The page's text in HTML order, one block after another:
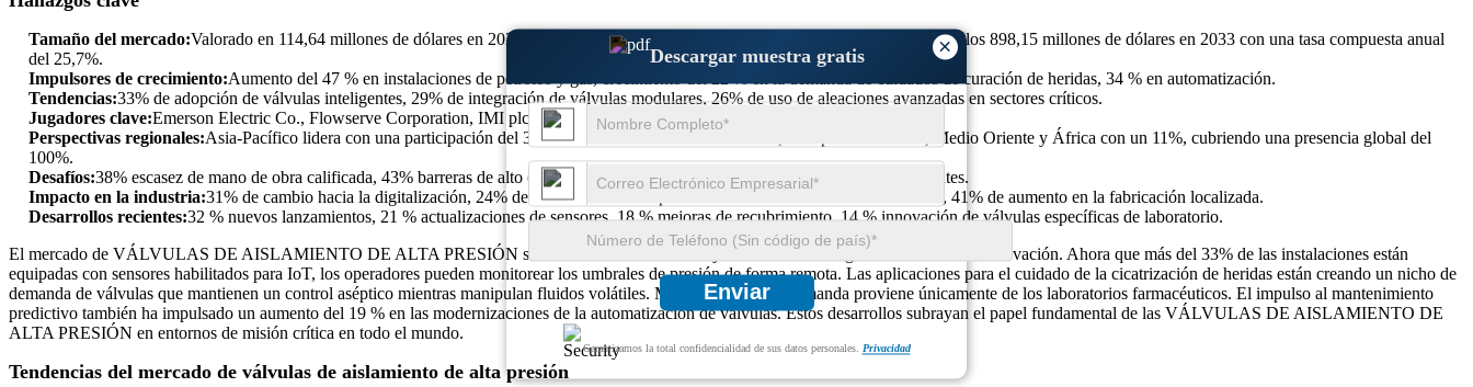
×
Descargar muestra gratis
Enviar
Garantizamos la total confidencialidad de sus datos personales. Privacidad
Tamaño del mercado:Valorado en 114,64 millones de dólares en 2024, se prevé que alcance los 144,10 millones de dólares en 2025 y los 898,15 millones de dólares en 2033 con una tasa compuesta anual
del 25,7%.
Impulsores de crecimiento:Aumento del 47 % en instalaciones de petróleo y gas, crecimiento del 22 % en la demanda de cuidados de curación de heridas, 34 % en automatización.
Tendencias:33% de adopción de válvulas inteligentes, 29% de integración de válvulas modulares, 26% de uso de aleaciones avanzadas en sectores críticos.
Jugadores clave:Emerson Electric Co., Flowserve Corporation, IMI plc, Velan Inc., Bray International Inc.
Perspectivas regionales:Asia-Pacífico lidera con una participación del 37%, América del Norte con un 28%, Europa con un 24%, Medio Oriente y África con un 11%, cubriendo una presencia global del
100%.
Desafíos:38% escasez de mano de obra calificada, 43% barreras de alto costo, 22% complejidad del diseño en los mercados emergentes.
Impacto en la industria:31% de cambio hacia la digitalización, 24% de aumento en la adopción de cuidados de curación de heridas, 41% de aumento en la fabricación localizada.
Desarrollos recientes:32 % nuevos lanzamientos, 21 % actualizaciones de sensores, 18 % mejoras de recubrimiento, 14 % innovación de válvulas específicas de laboratorio.
El mercado de VÁLVULAS DE AISLAMIENTO DE ALTA PRESIÓN se encuentra en una encrucijada crítica entre seguridad industrial e innovación. Ahora que más del 33% de las instalaciones están
equipadas con sensores habilitados para IoT, los operadores pueden monitorear los umbrales de presión de forma remota. Las aplicaciones para el cuidado de la cicatrización de heridas están creando un nicho de
demanda de válvulas que mantienen un control aséptico mientras manipulan fluidos volátiles. Más del 26% de la demanda proviene únicamente de los laboratorios farmacéuticos. El impulso al mantenimiento
predictivo también ha impulsado un aumento del 19 % en las modernizaciones de la automatización de válvulas. Estos desarrollos subrayan el papel fundamental de las VÁLVULAS DE AISLAMIENTO DE
ALTA PRESIÓN en entornos de misión crítica en todo el mundo.
Tendencias del mercado de válvulas de aislamiento de alta presión